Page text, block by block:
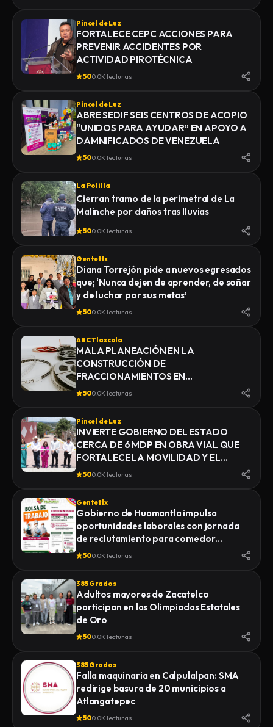
Pincel de Luz
FORTALECE CEPC ACCIONES PARA
PREVENIR ACCIDENTES POR
ACTIVIDAD PIROTÉCNICA
500.0K lecturas
Pincel de Luz
ABRE SEDIF SEIS CENTROS DE ACOPIO
“UNIDOS PARA AYUDAR” EN APOYO A
DAMNIFICADOS DE VENEZUELA
500.0K lecturas
La Polilla
Cierran tramo de la perimetral de La
Malinche por daños tras lluvias
500.0K lecturas
Gentetlx
Diana Torrejón pide a nuevos egresados
que; ‘Nunca dejen de aprender, de soñar
y de luchar por sus metas’
500.0K lecturas
ABC Tlaxcala
MALA PLANEACIÓN EN LA
CONSTRUCCIÓN DE
FRACCIONAMIENTOS EN
YAUHQUEMEHCAN GENERA QUE
500.0K lecturas
Pincel de Luz
INVIERTE GOBIERNO DEL ESTADO
CERCA DE 6 MDP EN OBRA VIAL QUE
FORTALECE LA MOVILIDAD Y EL
DESARROLLO DE YAUHQUEMEHCAN
500.0K lecturas
Gentetlx
Gobierno de Huamantla impulsa
oportunidades laborales con jornada
de reclutamiento para comedor
industrial
500.0K lecturas
385 Grados
Adultos mayores de Zacatelco
participan en las Olimpiadas Estatales
de Oro
500.0K lecturas
385 Grados
Falla maquinaria en Calpulalpan: SMA
redirige basura de 20 municipios a
Atlangatepec
500.0K lecturas